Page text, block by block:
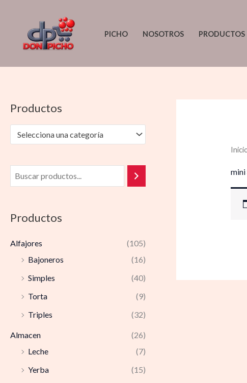
contenido
PICHO NOSOTROS PRODUCTOS
Productos
Selecciona una categoría
Productos
Alfajores
(105)
Bajoneros
(16)
Simples
(40)
Torta
(9)
Triples
(32)
Almacen
(26)
Leche
(7)
Yerba
(15)
mini